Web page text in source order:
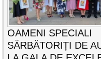
OAMENI SPECIALI
SĂRBĂTORIȚI DE